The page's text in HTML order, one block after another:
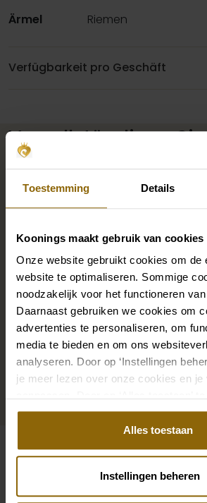
Toestemming Details
Koonings maakt gebruik van cookies
Onze website gebruikt cookies om de
website te optimaliseren. Sommige
noodzakelijk voor het functioneren
Daarnaast gebruiken we cookies om
advertenties te personaliseren, om
media te bieden en om ons
analyseren. Door op ‘Instellingen
je meer lezen over onze cookies en je
akkoord met het gebruik van alle
Alles toestaan
Instellingen beheren
Ärmel
Riemen
Verfügbarkeit pro Geschäft
Vervollständigen
Brautlook
Die perfekten Brautschuhe unter
Hochzeitskleid, aber auch Ketten,
Ohrringe, die genau zu deinem
ein wunderschöner Schleier,
Haarnadel für deine Brautfrisur: Dein
mit passenden Accessoires
großen Accessoire-Shop mit
und Bräutigam findest du die
deinem Kleid oder Hochzeitsanzug.
Zu den Accessoires
Siehe auch